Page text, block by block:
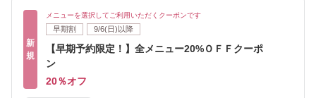
新
規
メニューを選択してご利用いただくクーポンです
早期割 9/6(日)以降
【早期予約限定！】全メニュー20%ＯＦＦクーポ
ン
20％オフ